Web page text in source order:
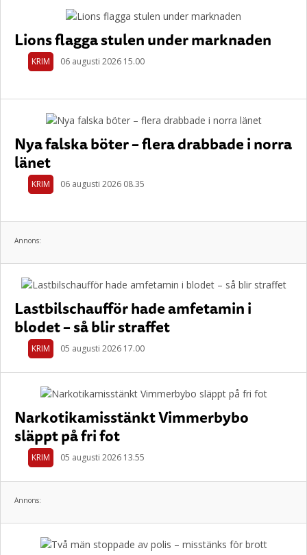
Lions flagga stulen under marknaden
KRIM 06 augusti 2026 15.00
Nya falska böter – flera drabbade i norra
länet
KRIM 06 augusti 2026 08.35
Annons:
Lastbilschaufför hade amfetamin i
blodet – så blir straffet
KRIM 05 augusti 2026 17.00
Narkotikamisstänkt Vimmerbybo
släppt på fri fot
KRIM 05 augusti 2026 13.55
Annons: